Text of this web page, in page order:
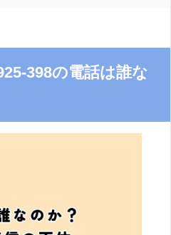
398の電話は誰な